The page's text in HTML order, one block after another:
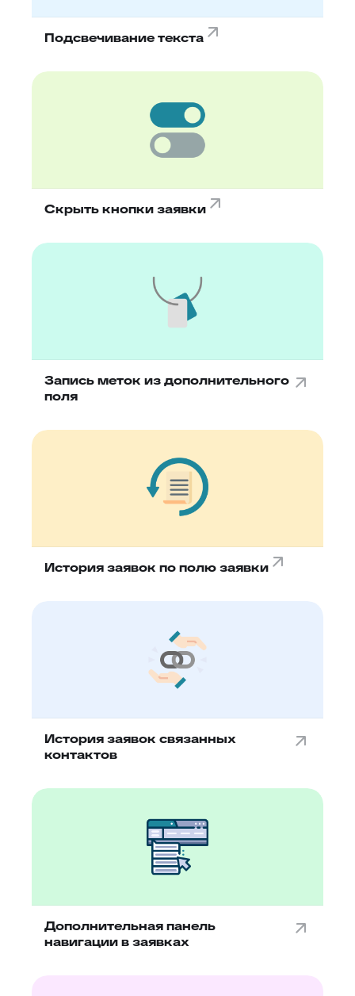
Подсвечивание текста
Скрыть кнопки заявки
Запись меток из дополнительного
поля
История заявок по полю заявки
История заявок связанных
контактов
Дополнительная панель
навигации в заявках